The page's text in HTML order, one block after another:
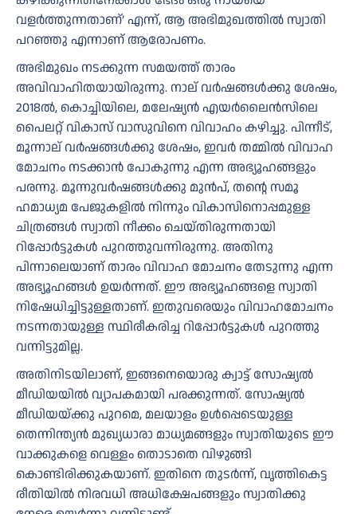
വളർത്തുന്നതാണ്’ എന്ന്, ആ അഭിമുഖത്തിൽ സ്വാതി
പറഞ്ഞു എന്നാണ് ആരോപണം.
അഭിമുഖം നടക്കുന്ന സമയത്ത് താരം
അവിവാഹിതയായിരുന്നു. നാല് വർഷങ്ങൾക്കു ശേഷം,
2018ൽ, കൊച്ചിയിലെ, മലേഷ്യന്‍ എയര്‍ലൈന്‍സിലെ
പൈലറ്റ് വികാസ് വാസുവിനെ വിവാഹം കഴിച്ചു. പിന്നീട്,
മൂന്നാല് വർഷങ്ങൾക്കു ശേഷം, ഇവർ തമ്മിൽ വിവാഹ
മോചനം നടക്കാൻ പോകുന്നു എന്ന അഭ്യൂഹങ്ങളും
പരന്നു. മൂന്നുവർഷങ്ങൾക്കു മുൻപ്, തന്റെ സമൂ​
ഹമാധ്യമ പേജുകളിൽ നിന്നും വികാസിനൊപ്പമുള്ള
ചിത്രങ്ങൾ സ്വാതി നീക്കം ചെയ്തിരുന്നതായി
റിപ്പോർട്ടുകൾ പുറത്തുവന്നിരുന്നു. അതിനു
പിന്നാലെയാണ് താരം വിവാഹ മോചനം തേടുന്നു എന്ന
അഭ്യൂഹങ്ങൾ ഉയർന്നത്. ഈ അഭ്യൂഹങ്ങളെ സ്വാതി
നിഷേധിച്ചിട്ടുള്ളതാണ്. ഇതുവരെയും വിവാഹമോചനം
നടന്നതായുള്ള സ്ഥിരീകരിച്ച റിപ്പോർട്ടുകൾ പുറത്തു
വന്നിട്ടുമില്ല.
അതിനിടയിലാണ്, ഇങ്ങനെയൊരു ക്വാട്ട് സോഷ്യൽ
മീഡിയയിൽ വ്യാപകമായി പരക്കുന്നത്. സോഷ്യൽ
മീഡിയയ്ക്കു പുറമെ, മലയാളം ഉൾപ്പെടെയുള്ള
തെന്നിന്ത്യൻ മുഖ്യധാരാ മാധ്യമങ്ങളും സ്വാതിയുടെ ഈ
വാക്കുകളെ വെള്ളം തൊടാതെ വിഴുങ്ങി
കൊണ്ടിരിക്കുകയാണ്. ഇതിനെ തുടർന്ന്, വൃത്തികെട്ട
രീതിയിൽ നിരവധി അധിക്ഷേപങ്ങളും സ്വാതിക്കു